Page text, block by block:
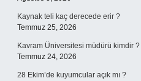
Kaynak teli kaç derecede erir ?
Temmuz 25, 2026
Kavram Üniversitesi müdürü kimdir ?
Temmuz 24, 2026
28 Ekim’de kuyumcular açık mı ?